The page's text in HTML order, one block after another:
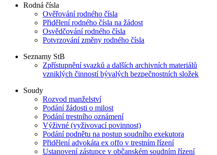
Rodná čísla
Ověřování rodného čísla
Přidělení rodného čísla na žádost
Osvědčování rodného čísla
Potvrzování změny rodného čísla
Seznamy StB
Zpřístupnění svazků a dalších archivních materiálů
vzniklých činností bývalých bezpečnostních složek
Soudy
Rozvod manželství
Podání žádosti o milost
Podání trestního oznámení
Výživné (vyživovací povinnost)
Podání podnětu na postup soudního exekutora
Přidělení advokáta ex offo v trestním řízení
Ustanovení zástupce v občanském soudním řízení